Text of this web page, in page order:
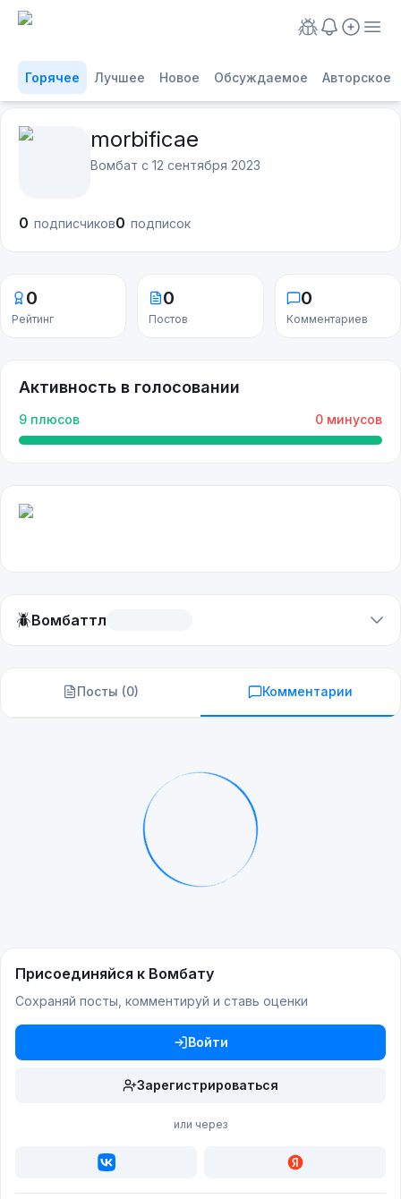
Горячее Лучшее Новое Обсуждаемое Авторское
morbificae
Вомбат с 12 сентября 2023
0 подписчиков0 подписок
0
Рейтинг
0
Постов
0
Комментариев
Активность в голосовании
9 плюсов 0 минусов
🪲Вомбаттл
Посты (0) Комментарии
Присоединяйся к Вомбату
Сохраняй посты, комментируй и ставь оценки
Войти
Зарегистрироваться
или через